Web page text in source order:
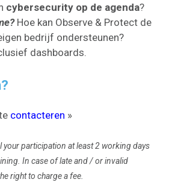
cybersecurity op de agenda?
Hoe kan Observe & Protect de
bedrijf ondersteunen?
dashboards.
contacteren »
your participation at least 2 working days
In case of late and / or invalid
right to charge a fee.